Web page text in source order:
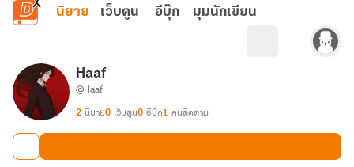
ข้ามไปยังเนื้อหาหลัก
นิยาย เว็บตูน อีบุ๊ก มุมนักเขียน
Haaf
@Haaf
2 นิยาย0 เว็บตูน0 อีบุ๊ก1 คนติดตาม